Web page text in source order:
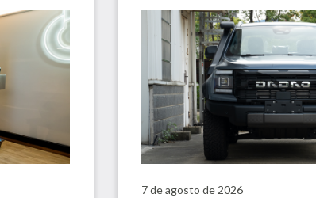
7 de agosto de 2026